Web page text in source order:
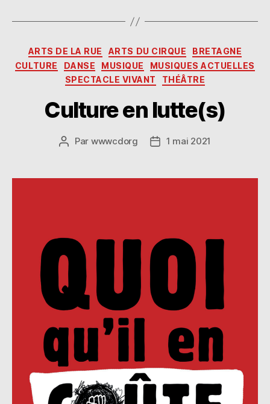
ai
l
to
d
o
n
s
p
o
ra
rt
a
g
er
Catégories
ARTS DE LA RUE ARTS DU CIRQUE
BRETAGNE
CULTURE
DANSE MUSIQUE
MUSIQUES ACTUELLES
SPECTACLE VIVANT
THÉÂTRE
Culture en lutte(s)
Auteur
Par wwwcdorg
Date1 mai 2021